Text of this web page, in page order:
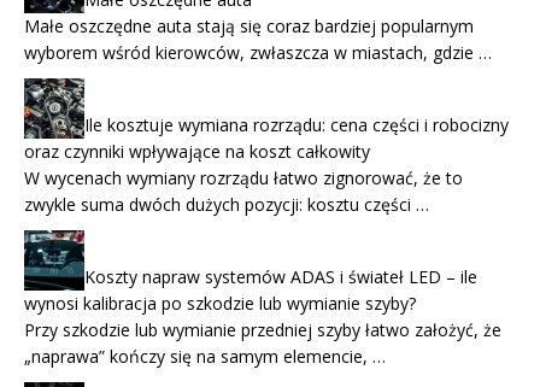
Małe oszczędne auta stają się coraz bardziej popularnym
wyborem wśród kierowców, zwłaszcza w miastach, gdzie …
Ile kosztuje wymiana rozrządu: cena części i robocizny
oraz czynniki wpływające na koszt całkowity
W wycenach wymiany rozrządu łatwo zignorować, że to
zwykle suma dwóch dużych pozycji: kosztu części …
Koszty napraw systemów ADAS i świateł LED – ile
wynosi kalibracja po szkodzie lub wymianie szyby?
Przy szkodzie lub wymianie przedniej szyby łatwo założyć, że
„naprawa” kończy się na samym elemencie, …